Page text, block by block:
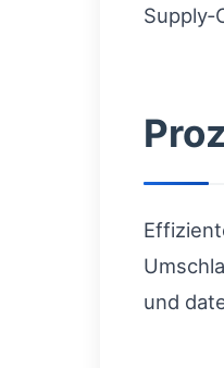
und